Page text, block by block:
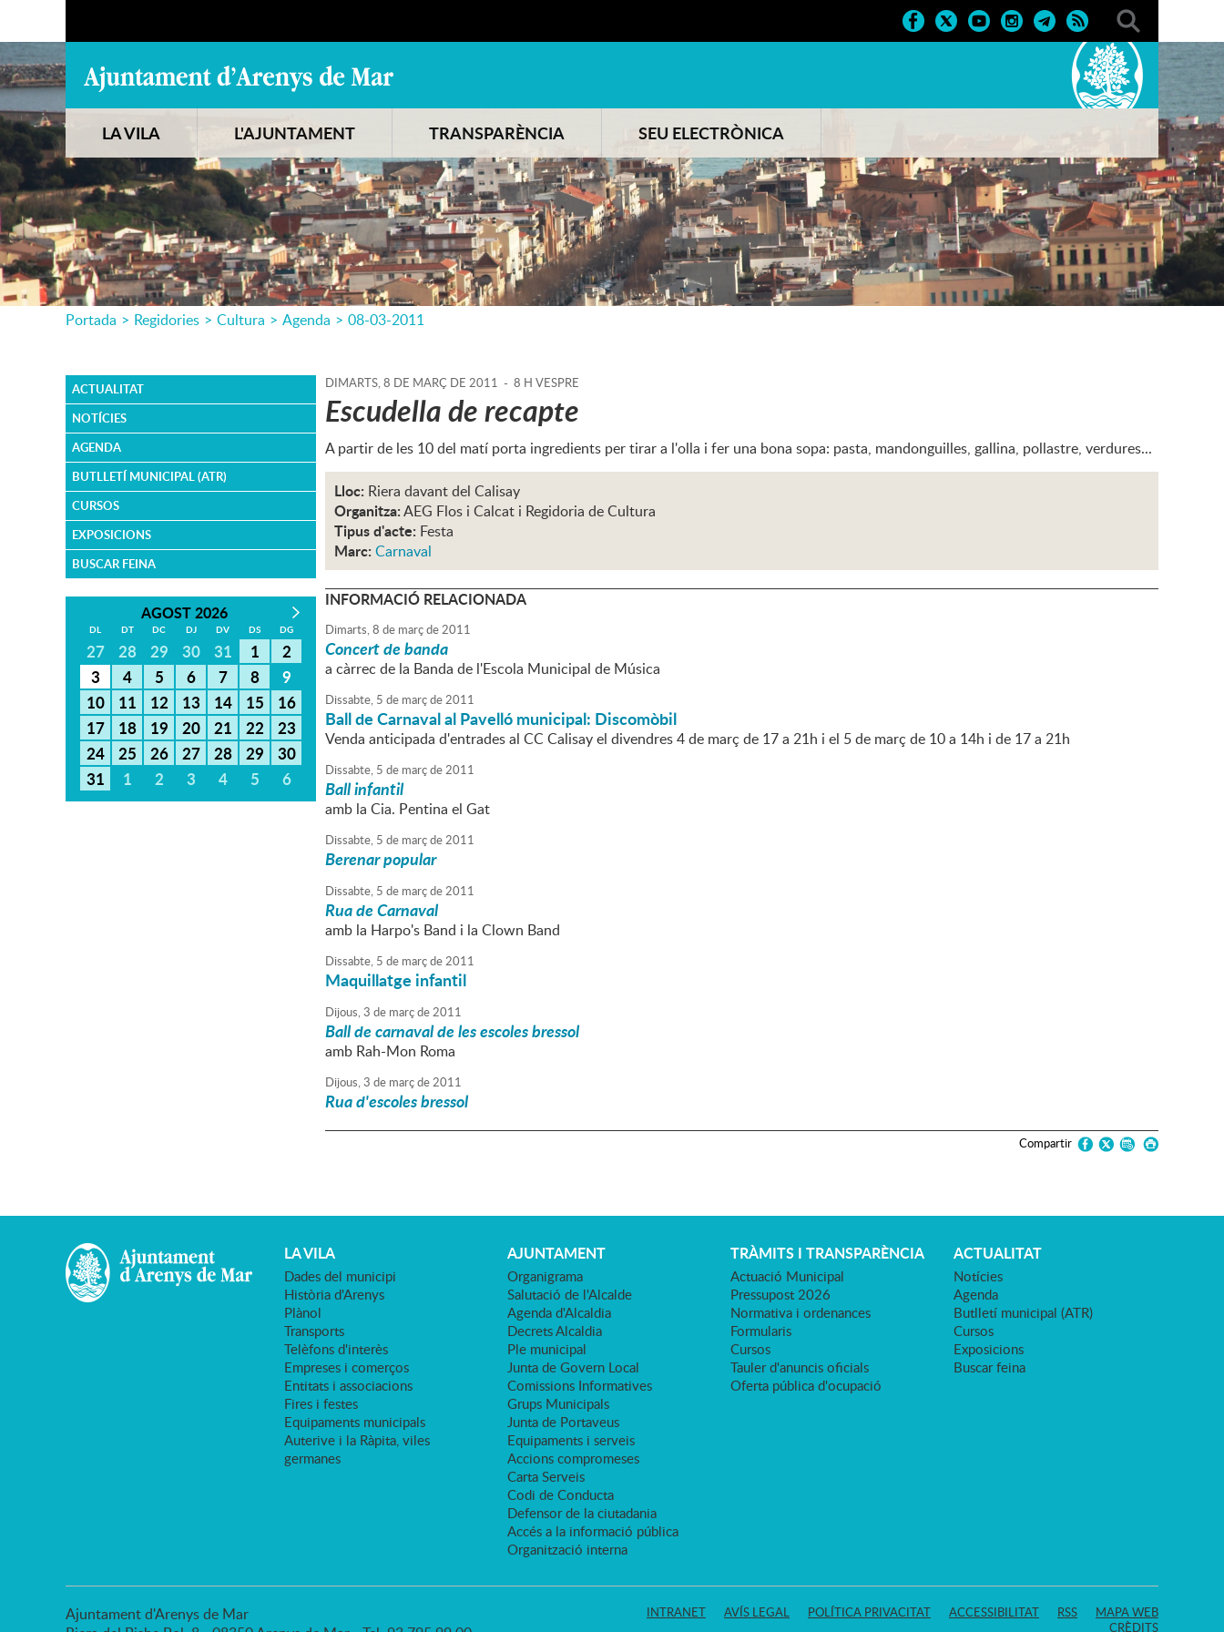
LA VILA L'AJUNTAMENT TRANSPARÈNCIA SEU ELECTRÒNICA
Portada > Regidories > Cultura > Agenda > 08-03-2011
ACTUALITAT
NOTÍCIES
AGENDA
BUTLLETÍ MUNICIPAL (ATR)
CURSOS
EXPOSICIONS
BUSCAR FEINA
AGOST 2026
DL DT DC DJ DV DS DG
27 28 29 30 31 1
2
3
4 5 6 7 8
9
10
11 12 13 14 15
16
17
18 19 20 21 22
23
24
25 26 27 28 29
30
31
1 2 3 4 5 6
DIMARTS,8 DE MARÇ DE 2011 - 8 H VESPRE
Escudella de recapte
A partir de les 10 del matí porta ingredients per tirar a l'olla i fer una bona sopa: pasta, mandonguilles, gallina, pollastre, verdures...
Lloc: Riera davant del Calisay
Organitza:AEG Flos i Calcat i Regidoria de Cultura
Tipus d'acte: Festa
Marc: Carnaval
INFORMACIÓ RELACIONADA
Dimarts,8 de marçde2011
Concert de banda
a càrrec de la Banda de l'Escola Municipal de Música
Dissabte, 5 de marçde2011
Ball de Carnaval al Pavelló municipal: Discomòbil
Venda anticipada d'entrades al CC Calisay el divendres 4 de març de 17 a 21h i el 5 de març de 10 a 14h i de 17 a 21h
Dissabte, 5 de marçde2011
Ball infantil
amb la Cia. Pentina el Gat
Dissabte, 5 de marçde2011
Berenar popular
Dissabte, 5 de marçde2011
Rua de Carnaval
amb la Harpo's Band i la Clown Band
Dissabte, 5 de marçde2011
Maquillatge infantil
Dijous,3 de marçde2011
Ball de carnaval de les escoles bressol
amb Rah-Mon Roma
Dijous,3 de marçde2011
Rua d'escoles bressol
Compartir
LA VILA
Dades del municipi
Història d'Arenys
Plànol
Transports
Telèfons d'interès
Empreses i comerços
Entitats i associacions
Fires i festes
Equipaments municipals
Auterive i la Ràpita, viles
germanes
AJUNTAMENT
Organigrama
Salutació de l'Alcalde
Agenda d'Alcaldia
Decrets Alcaldia
Ple municipal
Junta de Govern Local
Comissions Informatives
Grups Municipals
Junta de Portaveus
Equipaments i serveis
Accions compromeses
Carta Serveis
Codi de Conducta
Defensor de la ciutadania
Accés a la informació pública
Organització interna
TRÀMITS I TRANSPARÈNCIA
Actuació Municipal
Pressupost 2026
Normativa i ordenances
Formularis
Cursos
Tauler d'anuncis oficials
Oferta pública d'ocupació
ACTUALITAT
Notícies
Agenda
Butlletí municipal (ATR)
Cursos
Exposicions
Buscar feina
Ajuntament d'Arenys de Mar
INTRANET AVÍS LEGAL POLÍTICA PRIVACITAT ACCESSIBILITAT RSS
MAPA WEB
CRÈDITS